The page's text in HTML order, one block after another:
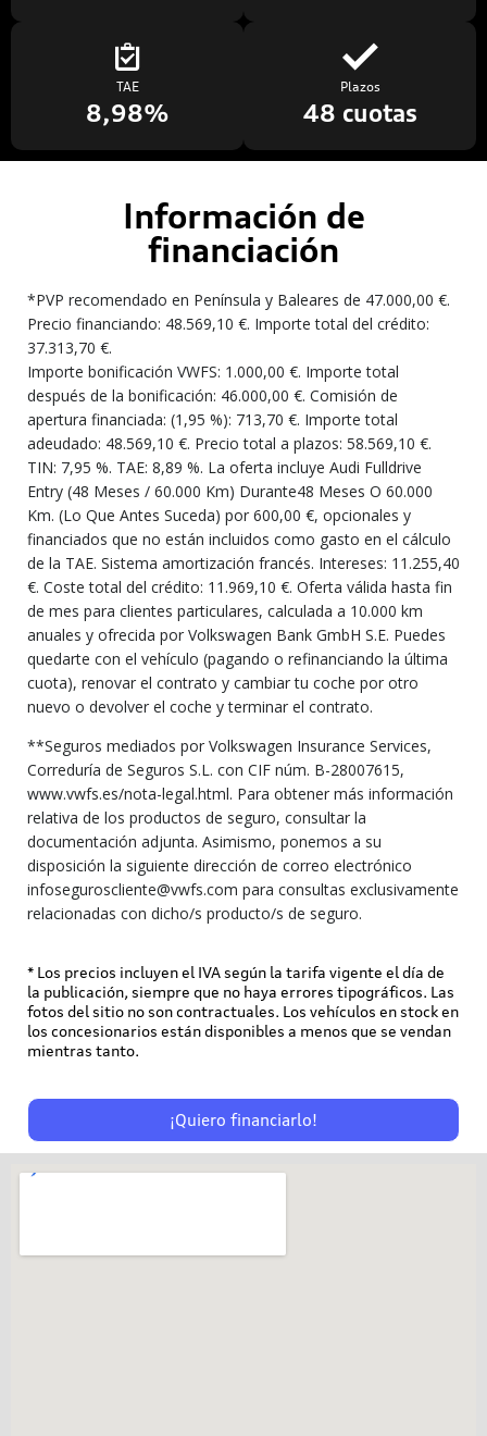
TAE
8,98%
Plazos
48 cuotas
Información de
financiación
*PVP recomendado en Península y Baleares de 47.000,00 €.
Precio financiando: 48.569,10 €. Importe total del crédito:
37.313,70 €.
Importe bonificación VWFS: 1.000,00 €. Importe total
después de la bonificación: 46.000,00 €. Comisión de
apertura financiada: (1,95 %): 713,70 €. Importe total
adeudado: 48.569,10 €. Precio total a plazos: 58.569,10 €.
TIN: 7,95 %. TAE: 8,89 %. La oferta incluye Audi Fulldrive
Entry (48 Meses / 60.000 Km) Durante48 Meses O 60.000
Km. (Lo Que Antes Suceda) por 600,00 €, opcionales y
financiados que no están incluidos como gasto en el cálculo
de la TAE. Sistema amortización francés. Intereses: 11.255,40
€. Coste total del crédito: 11.969,10 €. Oferta válida hasta fin
de mes para clientes particulares, calculada a 10.000 km
anuales y ofrecida por Volkswagen Bank GmbH S.E. Puedes
quedarte con el vehículo (pagando o refinanciando la última
cuota), renovar el contrato y cambiar tu coche por otro
nuevo o devolver el coche y terminar el contrato.
**Seguros mediados por Volkswagen Insurance Services,
Correduría de Seguros S.L. con CIF núm. B-28007615,
www.vwfs.es/nota-legal.html. Para obtener más información
relativa de los productos de seguro, consultar la
documentación adjunta. Asimismo, ponemos a su
disposición la siguiente dirección de correo electrónico
infoseguroscliente@vwfs.com para consultas exclusivamente
relacionadas con dicho/s producto/s de seguro.
* Los precios incluyen el IVA según la tarifa vigente el día de
la publicación, siempre que no haya errores tipográficos. Las
fotos del sitio no son contractuales. Los vehículos en stock en
los concesionarios están disponibles a menos que se vendan
mientras tanto.
¡Quiero financiarlo!